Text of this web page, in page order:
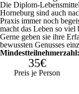
Die Diplom-
Horneburg sind auch
Praxis immer noch
macht das Leben so viel
Gerne geben sie ihre
bewussten Genusses
35€
Preis je Person